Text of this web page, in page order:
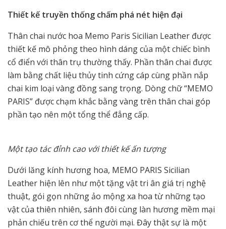
Thiết kế truyền thống chấm phá nét hiện đại
Thân chai nước hoa Memo Paris Sicilian Leather được
thiết kế mô phỏng theo hình dáng của một chiếc bình
cổ điển với thân trụ thường thấy. Phần thân chai được
làm bằng chất liệu thủy tinh cứng cáp cùng phần nắp
chai kim loại vàng đồng sang trọng. Dòng chữ “MEMO
PARIS” được chạm khắc bằng vàng trên thân chai góp
phần tạo nên một tổng thể đẳng cấp.
Một tạo tác đỉnh cao với thiết kế ấn tượng
Dưới lăng kính hương hoa, MEMO PARIS Sicilian
Leather hiện lên như một tặng vật tri ân giá trị nghệ
thuật, gói gọn những ảo mộng xa hoa từ những tạo
vật của thiên nhiên, sánh đôi cùng làn hương mềm mại
phản chiếu trên cơ thể người mại. Đây thật sự là một